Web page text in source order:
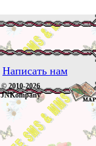
Написать нам
© 2010-2026
JNKompany